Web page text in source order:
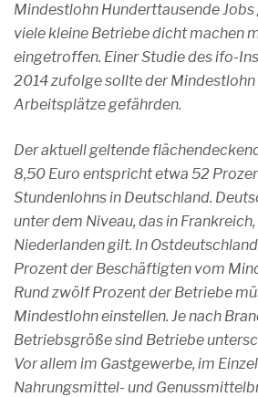
Mindestlohn Hunderttausende
viele kleine Betriebe dicht machen
eingetroffen. Einer Studie des ifo-
2014 zufolge sollte der
Arbeitsplätze gefährden.
Der aktuell geltende
8,50 Euro entspricht etwa 52
Stundenlohns in Deutschland.
unter dem Niveau, das in
Niederlanden gilt. In
Prozent der Beschäftigten vom
Rund zwölf Prozent der Betriebe
Mindestlohn einstellen. Je nach
Betriebsgröße sind Betriebe
Vor allem im Gastgewerbe, im
Nahrungsmittel- und